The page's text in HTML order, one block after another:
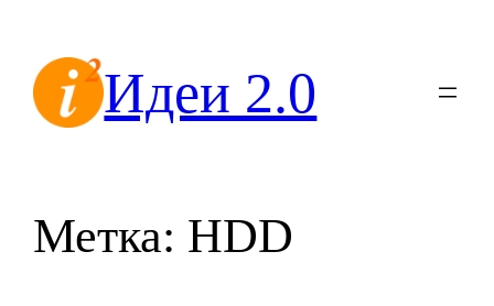
содержимомуИдеи 2.0
Метка: HDD